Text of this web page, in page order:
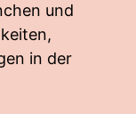
und
in der